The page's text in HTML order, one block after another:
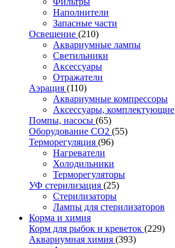
Наполнители
Запасные части
Освещение (210)
Аквариумные лампы
Светильники
Аксессуары
Отражатели
Аэрация (110)
Аквариумные компрессоры
Аксессуары, комплектующие
Помпы, насосы (65)
Оборудование CO2 (55)
Терморегуляция (96)
Нагреватели
Холодильники
Терморегуляторы
УФ стерилизация (25)
Стерилизаторы
Лампы для стерилизаторов
Корма и химия
Корм для рыбок и креветок (229)
Аквариумная химия (393)